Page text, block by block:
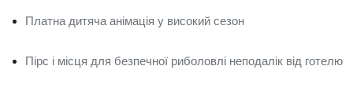
Платна дитяча анімація у високий сезон
Пірс і місця для безпечної риболовлі неподалік від готелю